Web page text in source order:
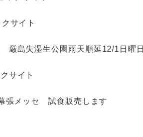
サイト
島失湿生公園雨天順延12/1日曜日
サイト
張メッセ 試食販売します